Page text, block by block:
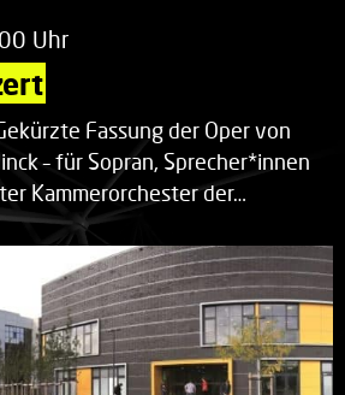
Uhr
Fassung der Oper von
– für Sopran, Sprecher*innen
Kammerorchester der…